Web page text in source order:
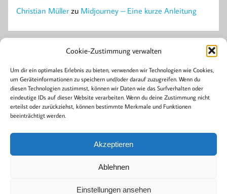
Cookie-Zustimmung verwalten
Um dir ein optimales Erlebnis zu bieten, verwenden wir Technologien wie Cookies,
um Geräteinformationen zu speichern und/oder darauf zuzugreifen. Wenn du
diesen Technologien zustimmst, können wir Daten wie das Surfverhalten oder
eindeutige IDs auf dieser Website verarbeiten. Wenn du deine Zustimmung nicht
erteilst oder zurückziehst, können bestimmte Merkmale und Funktionen
beeinträchtigt werden.
Akzeptieren
Ablehnen
Einstellungen ansehen
Christian Müller zu Midjourney – Eine kurze Anleitung
Archiv
April 2023
Januar 2023